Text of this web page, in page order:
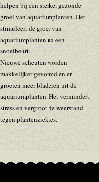
helpen bij een sterke, gezonde
groei van aquariumplanten. Het
stimuleert de groei van
aquariumplanten na een
snoeibeurt.
Nieuwe scheuten worden
makkelijker gevormd en er
groeien meer bladeren uit de
aquariumplanten. Het vermindert
stress en vergroot de weerstand
tegen plantenziektes.